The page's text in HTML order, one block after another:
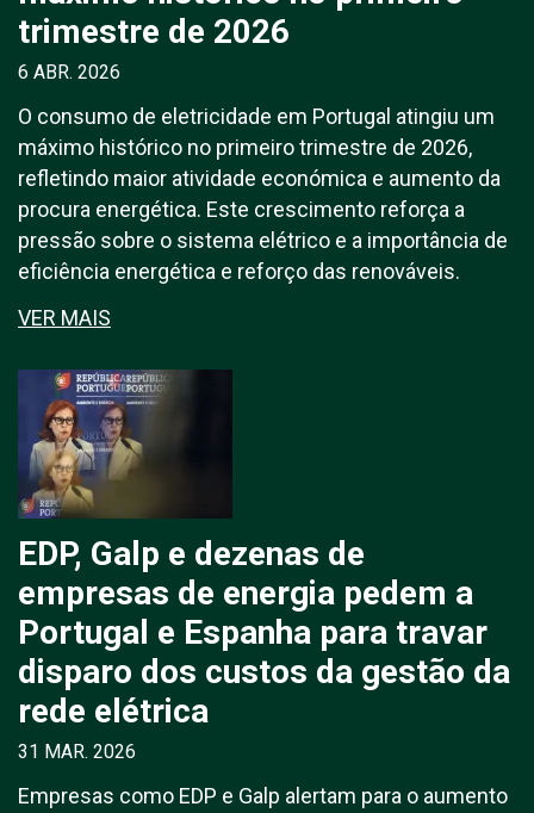
trimestre de 2026
6 ABR. 2026
O consumo de eletricidade em Portugal atingiu um
máximo histórico no primeiro trimestre de 2026,
refletindo maior atividade económica e aumento da
procura energética. Este crescimento reforça a
pressão sobre o sistema elétrico e a importância de
eficiência energética e reforço das renováveis.
VER MAIS
EDP, Galp e dezenas de
empresas de energia pedem a
Portugal e Espanha para travar
disparo dos custos da gestão da
rede elétrica
31 MAR. 2026
Empresas como EDP e Galp alertam para o aumento